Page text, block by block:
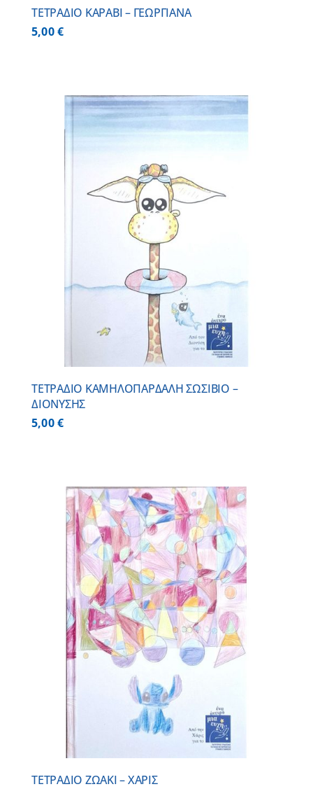
ΤΕΤΡΑΔΙΟ ΚΑΡΑΒΙ – ΓΕΩΡΓΙΑΝΑ
5,00€
ΤΕΤΡΑΔΙΟ ΚΑΜΗΛΟΠΑΡΔΑΛΗ ΣΩΣΙΒΙΟ –
ΔΙΟΝΥΣΗΣ
5,00€
ΤΕΤΡΑΔΙΟ ΖΩΑΚΙ – ΧΑΡΙΣ